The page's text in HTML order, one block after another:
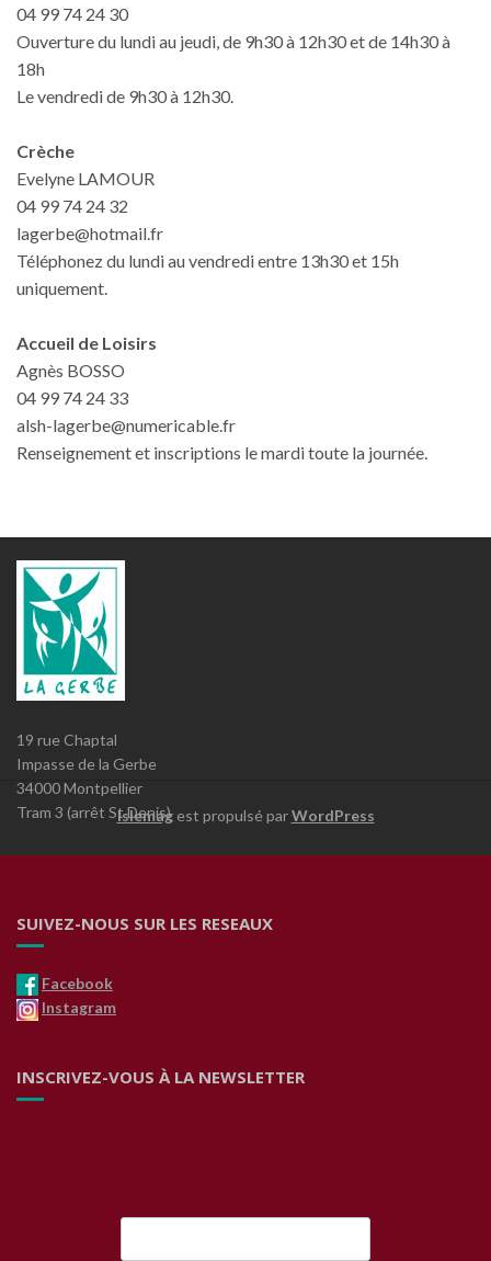
04 99 74 24 30
Ouverture du lundi au jeudi, de 9h30 à 12h30 et de 14h30 à
18h
Le vendredi de 9h30 à 12h30.
Crèche
Evelyne LAMOUR
04 99 74 24 32
lagerbe@hotmail.fr
Téléphonez du lundi au vendredi entre 13h30 et 15h
uniquement.
Accueil de Loisirs
Agnès BOSSO
04 99 74 24 33
alsh-lagerbe@numericable.fr
Renseignement et inscriptions le mardi toute la journée.
19 rue Chaptal
Impasse de la Gerbe
34000 Montpellier
Tram 3 (arrêt St Denis)
SUIVEZ-NOUS SUR LES RESEAUX
Facebook
Instagram
INSCRIVEZ-VOUS À LA NEWSLETTER
Islemagest propulsé parWordPress